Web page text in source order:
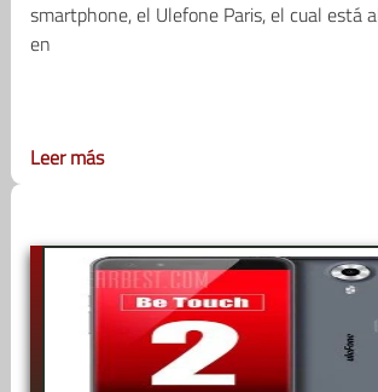
smartphone, el Ulefone Paris, el cual está
en
Leer más